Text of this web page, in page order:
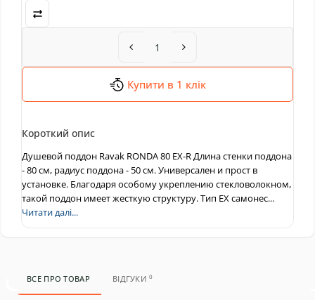
Купити в 1 клік
Короткий опис
Душевой поддон Ravak RONDA 80 EX-R Длина стенки поддона
- 80 см, радиус поддона - 50 см. Универсален и прост в
установке. Благодаря особому укреплению стекловолокном,
такой поддон имеет жесткую структуру. Тип ЕХ самонес...
Читати далі...
ВСЕ ПРО ТОВАР ВІДГУКИ0